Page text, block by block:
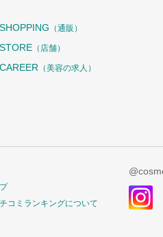
（通販）
（店舗）
（美容の求人）
コミランキングについて